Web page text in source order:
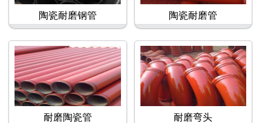
陶瓷耐磨钢管 陶瓷耐磨管
耐磨陶瓷管 耐磨弯头